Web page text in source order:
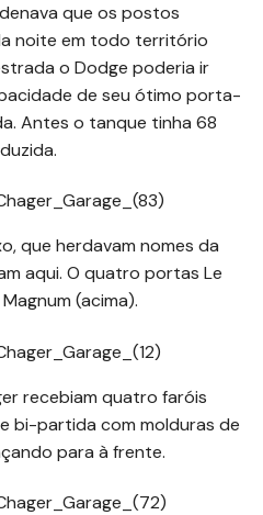
que os postos
noite em todo território
o Dodge poderia ir
de seu ótimo porta-
Antes o tanque tinha 68
que herdavam nomes da
aqui. O quatro portas Le
(acima).
recebiam quatro faróis
bi-partida com molduras de
para à frente.